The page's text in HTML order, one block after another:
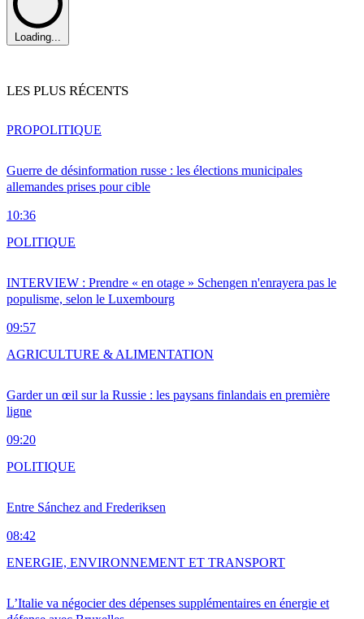
Loading...
LES PLUS RÉCENTS
Guerre de désinformation russe : les élections municipales
allemandes prises pour cible
10:36
PROPOLITIQUE
INTERVIEW : Prendre « en otage » Schengen n'enrayera pas le
populisme, selon le Luxembourg
09:57
POLITIQUE
Garder un œil sur la Russie : les paysans finlandais en première
ligne
09:20
AGRICULTURE & ALIMENTATION
Entre Sánchez and Frederiksen
08:42
POLITIQUE
L’Italie va négocier des dépenses supplémentaires en énergie et
ENERGIE, ENVIRONNEMENT ET TRANSPORT